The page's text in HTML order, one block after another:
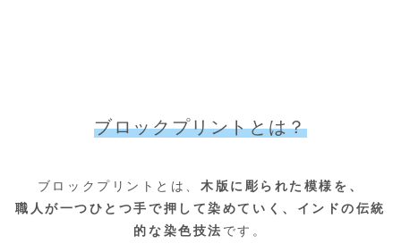
ブロックプリントとは？
ブロックプリントとは、 木版に彫られた模様を、
職人が一つひとつ手で押して染めていく、 インドの伝統
的な染色技法 です。